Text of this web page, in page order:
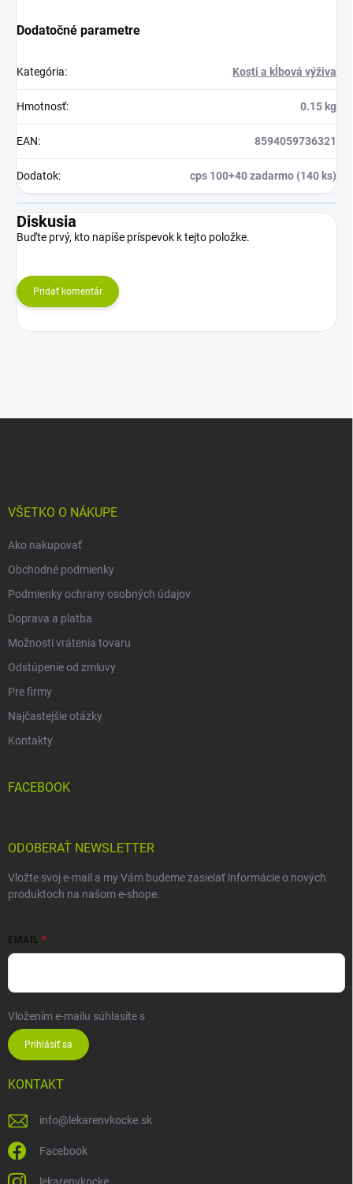
Dodatočné parametre
Kategória: Kosti a kĺbová výživa
Hmotnosť: 0.15 kg
EAN: 8594059736321
Dodatok: cps 100+40 zadarmo (140 ks)
Diskusia
Buďte prvý, kto napíše príspevok k tejto položke.
Pridať komentár
VŠETKO O NÁKUPE
Ako nakupovať
Obchodné podmienky
Podmienky ochrany osobných údajov
Doprava a platba
Možnosti vrátenia tovaru
Odstúpenie od zmluvy
Pre firmy
Najčastejšie otázky
Kontakty
FACEBOOK
ODOBERAŤ NEWSLETTER
Vložte svoj e-mail a my Vám budeme zasielať informácie o nových
produktoch na našom e-shope.
EMAIL
Vložením e-mailu súhlasíte s
Prihlásiť sa
KONTAKT
info@ lekarenvkocke.sk
Facebook